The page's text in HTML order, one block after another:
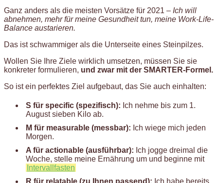
Ganz anders als die meisten Vorsätze für 2021 – Ich will
abnehmen, mehr für meine Gesundheit tun, meine Work-Life-
Balance austarieren.
Das ist schwammiger als die Unterseite eines Steinpilzes.
Wollen Sie Ihre Ziele wirklich umsetzen, müssen Sie sie
konkreter formulieren, und zwar mit der SMARTER-Formel.
So ist ein perfektes Ziel aufgebaut, das Sie auch einhalten:
S für specific (spezifisch): Ich nehme bis zum 1.
August sieben Kilo ab.
M für measurable (messbar): Ich wiege mich jeden
Morgen.
A für actionable (ausführbar): Ich jogge dreimal die
Woche, stelle meine Ernährung um und beginne mit
Intervallfasten
R für relatable (zu Ihnen passend): Ich habe bereits